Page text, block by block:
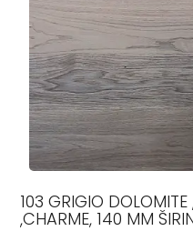
103 GRIGIO
,CHARME, 140 MM